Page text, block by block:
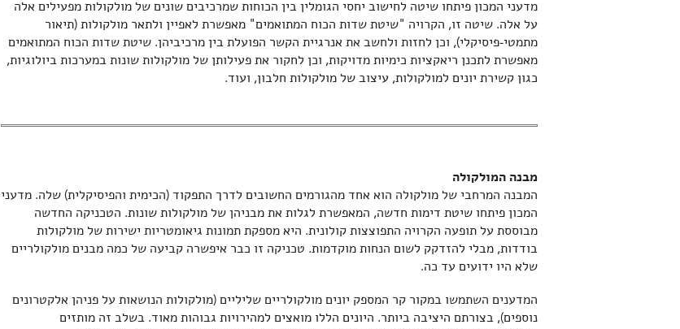
מדעני המכון פיתחו שיטה לחישוב יחסי הגומלין בין הכוחות שמרכיבים שונים של מולקולות מפעילים אלה
על אלה. שיטה זו, הקרויה "שיטת שדות הכוח המתואמים" מאפשרת לאפיין ולתאר מולקולות (תיאור
מתמטי-פיסיקלי), וכן לחזות ולחשב את אנרגיית הקשר הפועלת בין מרכיביהן. שיטת שדות הכוח המתואמים
מאפשרת לתכנן ריאקציות כימיות מדויקות, וכן לחקור את פעילותן של מולקולות שונות במערכות ביולוגיות,
כגון קשירת יונים למולקולות, עיצוב של מולקולות חלבון, ועוד.
מבנה המולקולה
המבנה המרחבי של מולקולה הוא אחד מהגורמים החשובים לדרך התפקוד (הכימית והפיסיקלית) שלה. מדעני
המכון פיתחו שיטת דימות חדשה, המאפשרת לגלות את מבניהן של מולקולות שונות. הטכניקה החדשה
מבוססת על תופעה הקרויה התפוצצות קולונית. היא מספקת תמונות גיאומטריות ישירות של מולקולות
בודדות, מבלי להזדקק לשום הנחות מוקדמות. טכניקה זו כבר איפשרה קביעה של כמה מבנים מולקולריים
שלא היו ידועים עד כה.
המדענים השתמשו במקור קר המספק יונים מולקולריים שליליים (מולקולות הנושאות על פניהן אלקטרונים
נוספים), בצורתם היציבה ביותר. היונים הללו מואצים למהירויות גבוהות מאוד. בשלב זה מותזים